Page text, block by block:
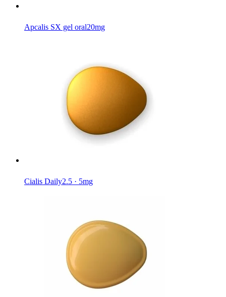
Apcalis SX gel oral20mg
Cialis Daily2.5 · 5mg